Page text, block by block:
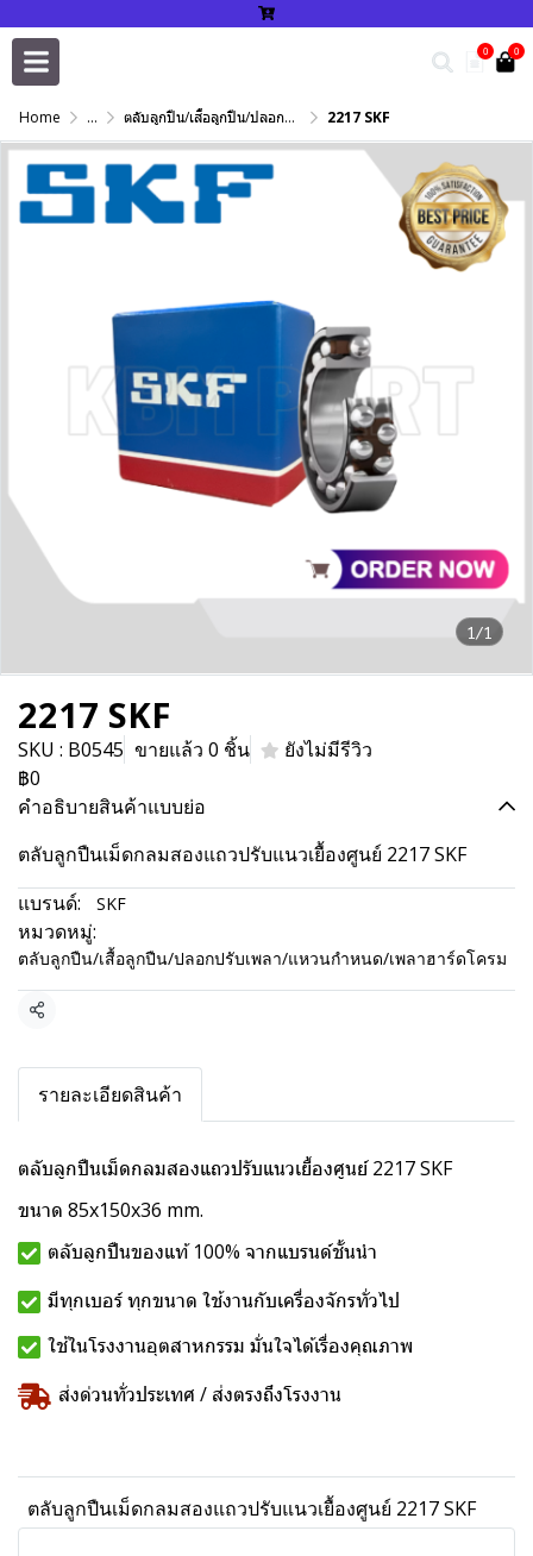
0 0
Home ... ตลับลูกปืน/เสื้อลูกปืน/ปลอกปรับเพลา/แหวนกำหนด/เพลาฮาร์ดโครม 2217 SKF
1/1
2217 SKF
SKU : B0545 ขายแล้ว 0 ชิ้น
ยังไม่มีรีวิว
฿0
คำอธิบายสินค้าแบบย่อ
ตลับลูกปืนเม็ดกลมสองแถวปรับแนวเยื้องศูนย์ 2217 SKF
แบรนด์:
SKF
หมวดหมู่:
ตลับลูกปืน/เสื้อลูกปืน/ปลอกปรับเพลา/แหวนกำหนด/เพลาฮาร์ดโครม
แชร์
รายละเอียดสินค้า
ตลับลูกปืนเม็ดกลมสองแถวปรับแนวเยื้องศูนย์ 2217 SKF
ขนาด 85x150x36 mm.
ตลับลูกปืนของแท้ 100% จากแบรนด์ชั้นนำ
มีทุกเบอร์ ทุกขนาด ใช้งานกับเครื่องจักรทั่วไป
ใช้ในโรงงานอุตสาหกรรม มั่นใจได้เรื่องคุณภาพ
ส่งด่วนทั่วประเทศ / ส่งตรงถึงโรงงาน
ตลับลูกปืนเม็ดกลมสองแถวปรับแนวเยื้องศูนย์ 2217 SKF